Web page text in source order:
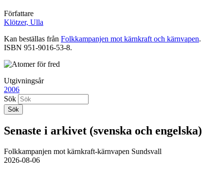
Författare
Klötzer, Ulla
Kan beställas från Folkkampanjen mot kärnkraft och kärnvapen.
ISBN 951-9016-53-8.
Utgivningsår
2006
Sök
Senaste i arkivet (svenska och engelska)
Folkkampanjen mot kärnkraft-kärnvapen Sundsvall
2026-08-06